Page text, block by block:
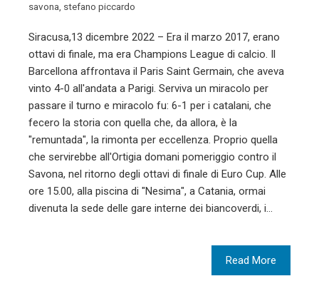
savona, stefano piccardo
Siracusa,13 dicembre 2022 – Era il marzo 2017, erano
ottavi di finale, ma era Champions League di calcio. Il
Barcellona affrontava il Paris Saint Germain, che aveva
vinto 4-0 all'andata a Parigi. Serviva un miracolo per
passare il turno e miracolo fu: 6-1 per i catalani, che
fecero la storia con quella che, da allora, è la
"remuntada", la rimonta per eccellenza. Proprio quella
che servirebbe all'Ortigia domani pomeriggio contro il
Savona, nel ritorno degli ottavi di finale di Euro Cup. Alle
ore 15.00, alla piscina di "Nesima", a Catania, ormai
divenuta la sede delle gare interne dei biancoverdi, i…
Read More